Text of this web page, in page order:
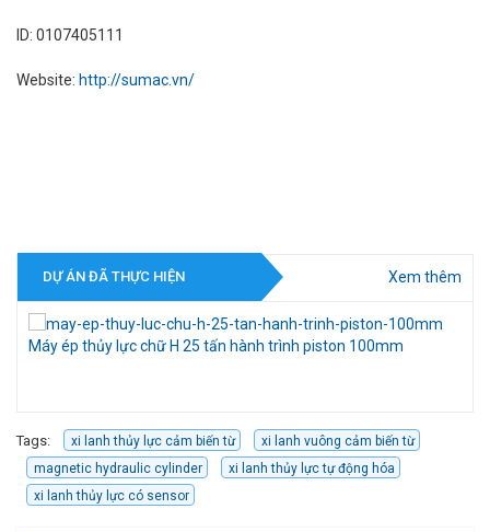
ID: 0107405111
Website: http://sumac.vn/
DỰ ÁN ĐÃ THỰC HIỆN Xem thêm
Móc cẩu gắn càng xe nâng 3 tấn
Tags: xi lanh thủy lực cảm biến từ
xi lanh vuông cảm biến từ
magnetic hydraulic cylinder
xi lanh thủy lực tự động hóa
xi lanh thủy lực có sensor